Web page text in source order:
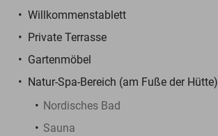
Willkommenstablett
Private Terrasse
Gartenmöbel
Natur-Spa-Bereich (am Fuße der Hütte)
Nordisches Bad
Sauna